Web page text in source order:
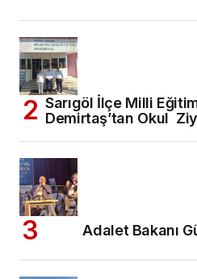
Sarıgöl İlçe Milli
Demirtaş’tan Okul
Adalet Bakanı